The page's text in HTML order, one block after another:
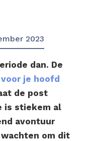
2023
dan. De
je hoofd
de post
is stiekem al
avontuur
om dit